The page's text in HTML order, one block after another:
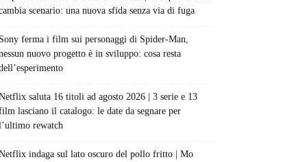
scenario: una nuova sfida senza via di fuga
ferma i film sui personaggi di Spider-Man,
nuovo progetto è in sviluppo: cosa resta
saluta 16 titoli ad agosto 2026 | 3 serie e 13
lasciano il catalogo: le date da segnare per
rewatch
indaga sul lato oscuro del pollo fritto | Mo